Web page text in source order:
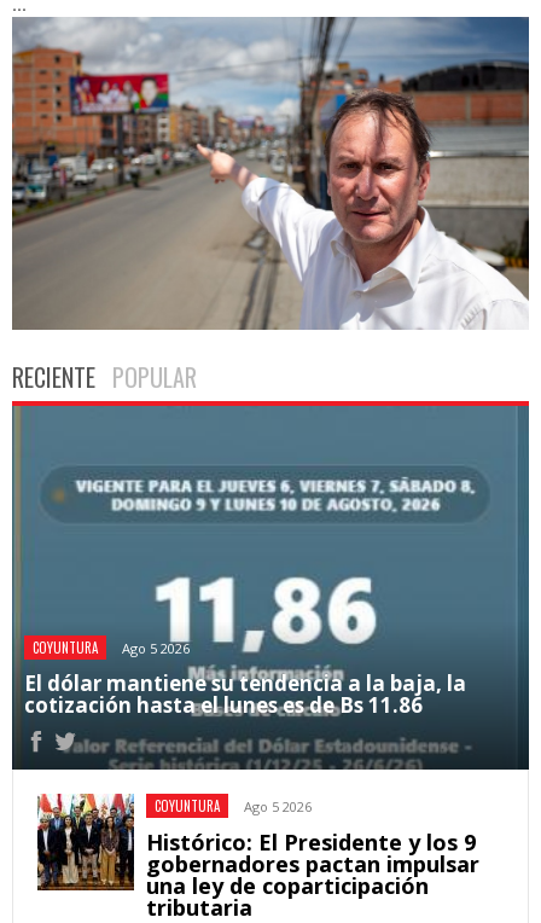
RECIENTE POPULAR
COYUNTURA Ago 5 2026
El dólar mantiene su tendencia a la baja, la
cotización hasta el lunes es de Bs 11.86
COYUNTURA Ago 5 2026
Histórico: El Presidente y los 9
gobernadores pactan impulsar
una ley de coparticipación
tributaria